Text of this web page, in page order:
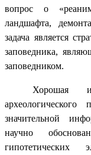
вопрос о
ландшафта,
задача является
заповедника,
заповедником.
Хорошая
значительной
научно
гипотетических